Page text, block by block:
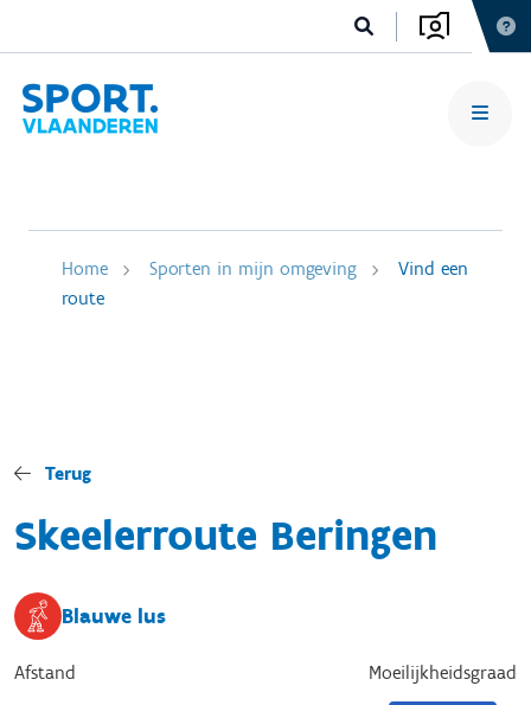
Home Sporten in mijn omgeving
Vind een
route
Terug
Skeelerroute Beringen
Blauwe lus
Afstand Moeilijkheidsgraad